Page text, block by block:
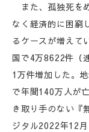
また、孤独死を
なく経済的に困窮
るケースが増えて
国で4万8622件（
1万件増加した。
で年間140万人が
き取り手のない『
ジタル2022年12月